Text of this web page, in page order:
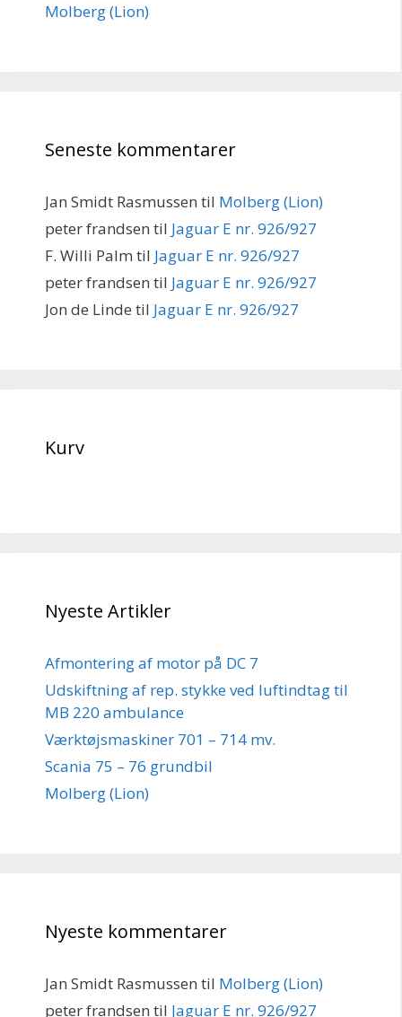
Molberg (Lion)
Seneste kommentarer
Jan Smidt Rasmussen til Molberg (Lion)
peter frandsen til Jaguar E nr. 926/927
F. Willi Palm til Jaguar E nr. 926/927
peter frandsen til Jaguar E nr. 926/927
Jon de Linde til Jaguar E nr. 926/927
Kurv
Nyeste Artikler
Afmontering af motor på DC 7
Udskiftning af rep. stykke ved luftindtag til
MB 220 ambulance
Værktøjsmaskiner 701 – 714 mv.
Scania 75 – 76 grundbil
Molberg (Lion)
Nyeste kommentarer
Jan Smidt Rasmussen til Molberg (Lion)
peter frandsen til Jaguar E nr. 926/927